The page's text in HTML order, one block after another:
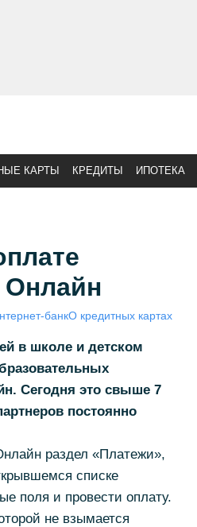
КАРТЫ КРЕДИТЫ ИПОТЕКА
Онлайн
банкО кредитных картах
в школе и детском
Сегодня это свыше 7
постоянно
раздел «Платежи»,
списке
поля и провести оплату.
не взымается